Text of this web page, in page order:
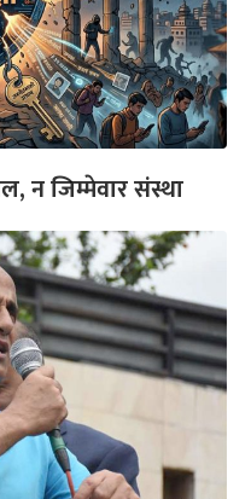
न जिम्मेवार संस्था